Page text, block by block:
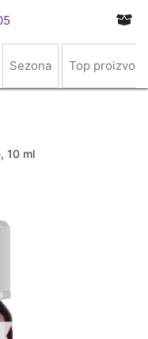
Sezona Top proizvodi
10 ml